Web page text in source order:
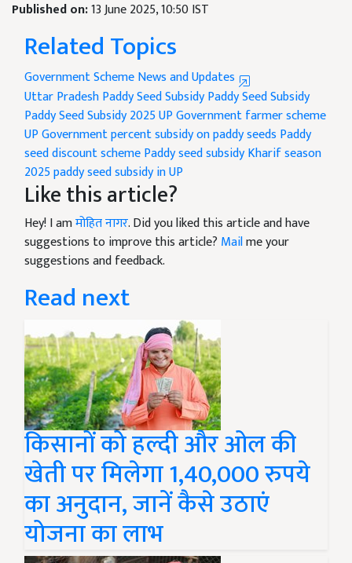
Published on:13 June 2025, 10:50 IST
Related Topics
Government Scheme News and Updates
Uttar Pradesh Paddy Seed SubsidyPaddy Seed Subsidy
Paddy Seed Subsidy 2025UP Government farmer scheme
UP Governmentpercent subsidy on paddy seeds Paddy
seed discount schemePaddy seed subsidyKharif season
2025paddy seed subsidy in UP
Like this article?
Hey! I amमोहित नागर. Did you liked this article and have
suggestions to improve this article? Mailme your
suggestions and feedback.
Read next
किसानों को हल्दी और ओल की
खेती पर मिलेगा 1,40,000 रुपये
का अनुदान, जानें कैसे उठाएं
योजना का लाभ